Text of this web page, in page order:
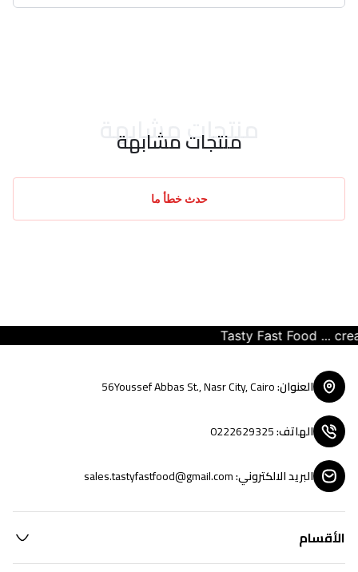
منتجات مشابهة
منتجات مشابهة
حدث خطأ ما
Tasty Fast Food ... create
العنوان:
56Youssef Abbas St., Nasr City, Cairo
الهاتف:
0222629325
البريد الالكتروني:
sales.tastyfastfood@gmail.com
الأقسام